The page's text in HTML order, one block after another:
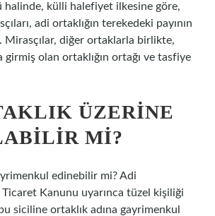
halinde, külli halefiyet ilkesine göre,
adi ortaklığın terekedeki payının
Mirasçılar, diğer ortaklarla birlikte,
girmiş olan ortaklığın ortağı ve tasfiye
ÜZERINE
MI?
edinebilir mi? Adi
Ticaret Kanunu uyarınca tüzel kişiliği
siciline ortaklık adına gayrimenkul